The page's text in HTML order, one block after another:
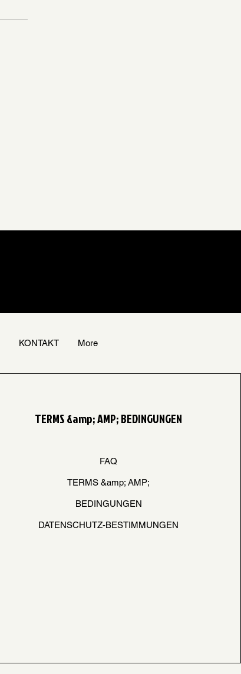
KONTAKT More
TERMS &amp; AMP; BEDINGUNGEN
FAQ
TERMS &amp; AMP;
BEDINGUNGEN
DATENSCHUTZ-BESTIMMUNGEN